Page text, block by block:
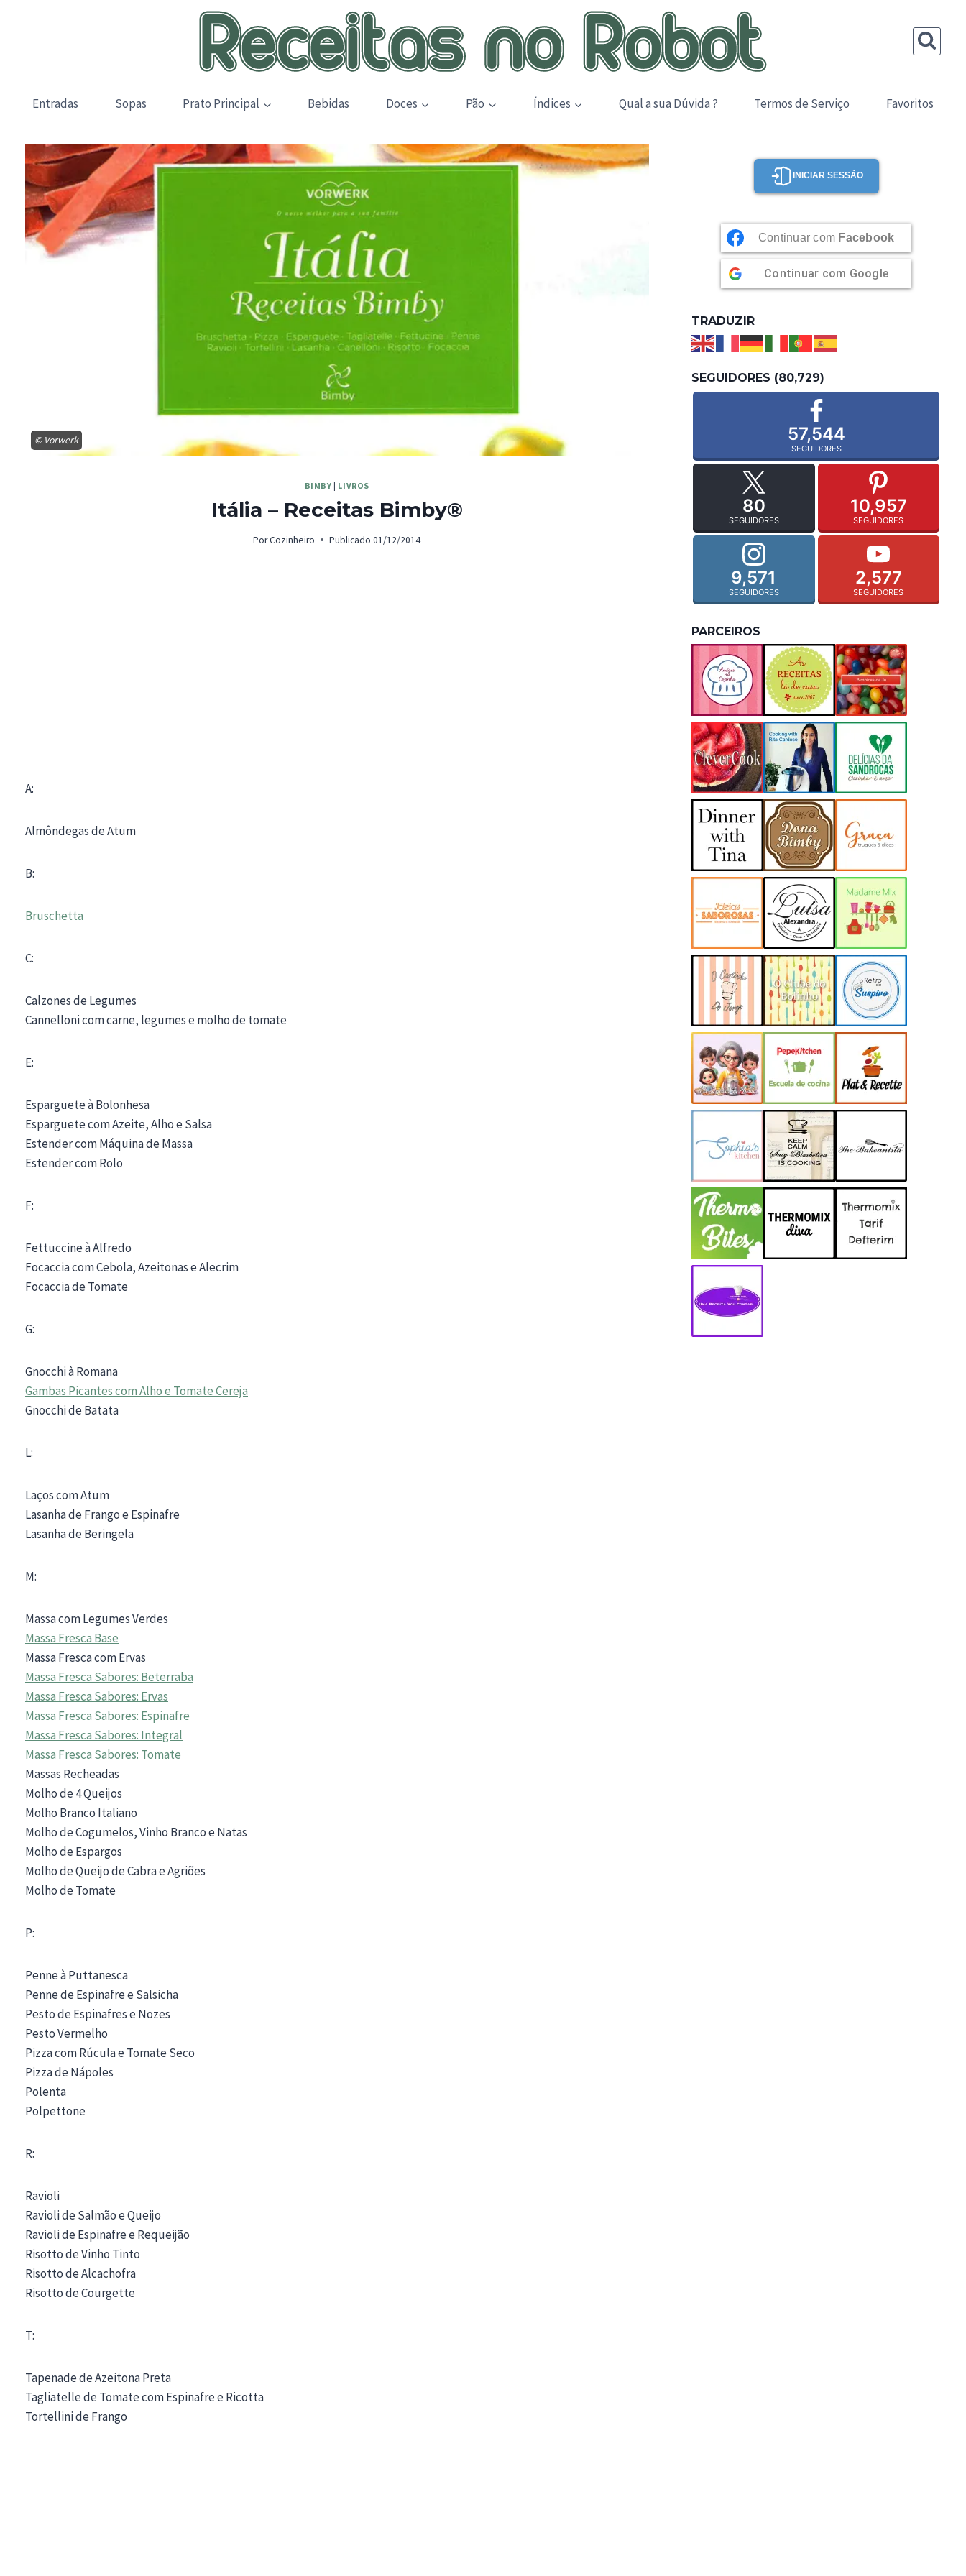
Entradas Sopas Prato Principal Bebidas Doces Pão Índices Qual a sua Dúvida ? Termos de Serviço Favoritos
© Vorwerk
BIMBY | LIVROS
Itália – Receitas Bimby®
PorCozinheiro Publicado 01/12/2014
A:
Almôndegas de Atum
B:
Bruschetta
C:
Calzones de Legumes
Cannelloni com carne, legumes e molho de tomate
E:
Esparguete à Bolonhesa
Esparguete com Azeite, Alho e Salsa
Estender com Máquina de Massa
Estender com Rolo
F:
Fettuccine à Alfredo
Focaccia com Cebola, Azeitonas e Alecrim
Focaccia de Tomate
G:
Gnocchi à Romana
Gambas Picantes com Alho e Tomate Cereja
Gnocchi de Batata
L:
Laços com Atum
Lasanha de Frango e Espinafre
Lasanha de Beringela
M:
Massa com Legumes Verdes
Massa Fresca Base
Massa Fresca com Ervas
Massa Fresca Sabores: Beterraba
Massa Fresca Sabores: Ervas
Massa Fresca Sabores: Espinafre
Massa Fresca Sabores: Integral
Massa Fresca Sabores: Tomate
Massas Recheadas
Molho de 4 Queijos
Molho Branco Italiano
Molho de Cogumelos, Vinho Branco e Natas
Molho de Espargos
Molho de Queijo de Cabra e Agriões
Molho de Tomate
P:
Penne à Puttanesca
Penne de Espinafre e Salsicha
Pesto de Espinafres e Nozes
Pesto Vermelho
Pizza com Rúcula e Tomate Seco
Pizza de Nápoles
Polenta
Polpettone
R:
Ravioli
Ravioli de Salmão e Queijo
Ravioli de Espinafre e Requeijão
Risotto de Vinho Tinto
Risotto de Alcachofra
Risotto de Courgette
T:
Tapenade de Azeitona Preta
Tagliatelle de Tomate com Espinafre e Ricotta
Tortellini de Frango
INICIAR SESSÃO
Continuar com Facebook
Continuar com Google
TRADUZIR
SEGUIDORES (80,729)
57,544
SEGUIDORES
80
SEGUIDORES
10,957
SEGUIDORES
9,571
SEGUIDORES
2,577
SEGUIDORES
PARCEIROS